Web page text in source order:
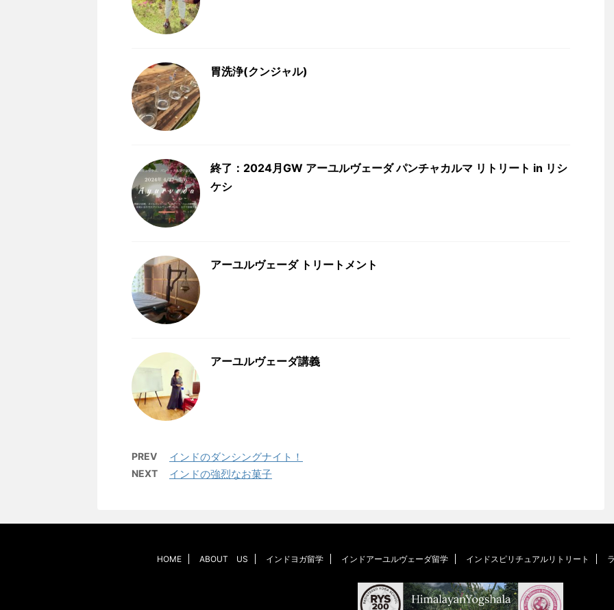
胃洗浄(クンジャル)
終了：2024月GW アーユルヴェーダ パンチャカルマ リトリート in リシ
ケシ
アーユルヴェーダ トリートメント
アーユルヴェーダ講義
PREV インドのダンシングナイト！
NEXT インドの強烈なお菓子
HOME ABOUT US インドヨガ留学 インドアーユルヴェーダ留学 インドスピリチュアルリトリート